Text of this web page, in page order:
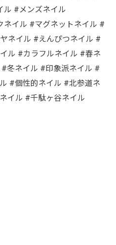
ル #メンズネイル
イル #マグネットネイル #
ネイル #えんぴつネイル #
ル #カラフルネイル #春ネ
冬ネイル #印象派ネイル #
#個性的ネイル #北参道ネ
イル #千駄ヶ谷ネイル